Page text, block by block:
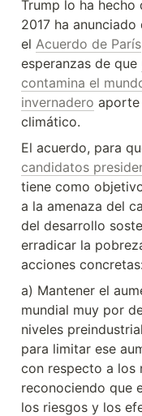
Trump lo ha hecho
2017 ha
el Acuerdo de París
esperanzas de que
contamina el
invernadero aporte
climático.
El acuerdo, para
candidatos
tiene como
a la amenaza del
del desarrollo
erradicar la
acciones concretas:
a) Mantener el
mundial muy por
niveles
para limitar ese
con respecto a los
reconociendo que
los riesgos y los